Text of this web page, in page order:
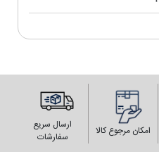
امکان مرجوع کالا
ارسال سریع
سفارشات